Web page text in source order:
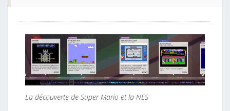
La découverte de Super Mario et la NES